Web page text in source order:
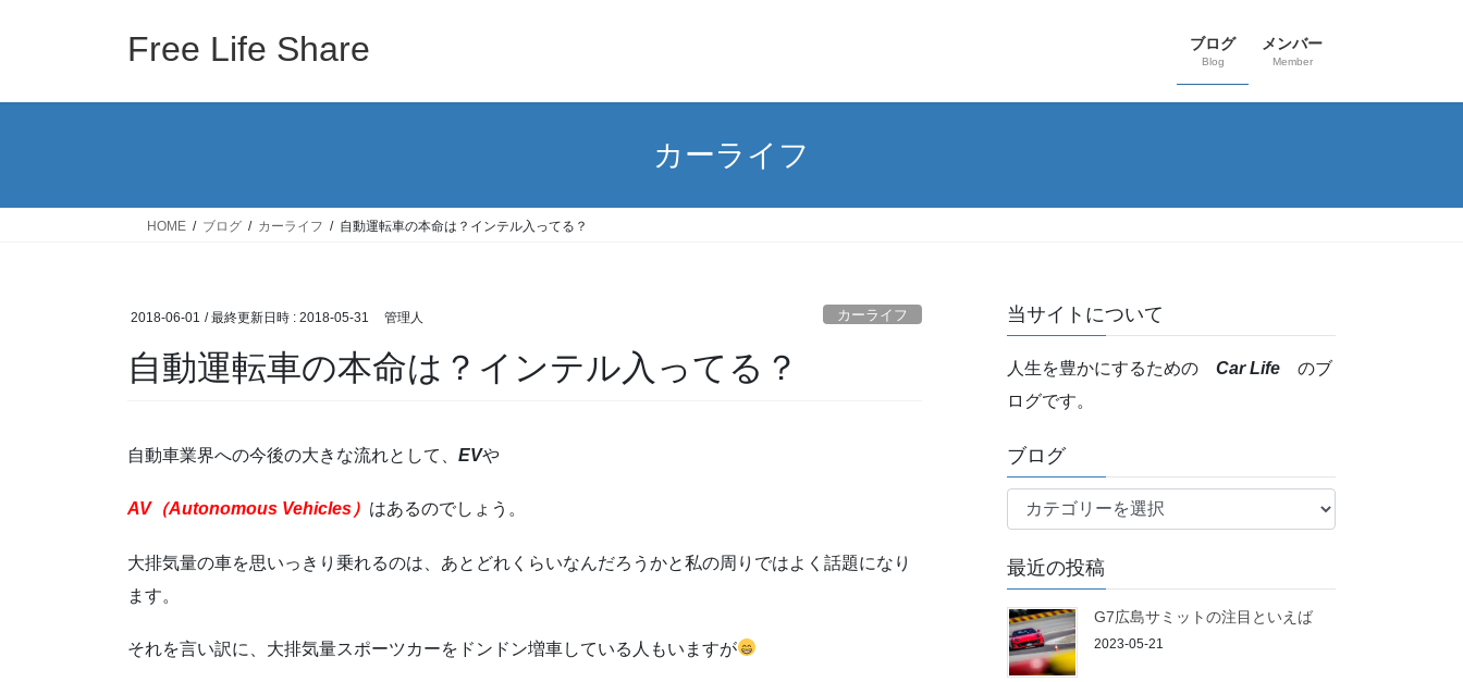
Free Life Share ブログ
Blog
メンバー
Member
カーライフ
HOME ブログ カーライフ 自動運転車の本命は？インテル入ってる？
2018-06-01 / 最終更新日時 : 2018-05-31 管理人 カーライフ
自動運転車の本命は？インテル入ってる？
自動車業界への今後の大きな流れとして、 EVや
AV（Autonomous Vehicles） はあるのでしょう。
大排気量の車を思いっきり乗れるのは、あとどれくらいなんだろうかと私の周りではよく話題になり
ます。
それを言い訳に、大排気量スポーツカーをドンドン増車している人もいますが
当サイトについて
人生を豊かにするためのCar Lifeのブ
ログです。
ブログ
ロ
最近の投稿
G7広島サミットの注目といえば
2023-05-21